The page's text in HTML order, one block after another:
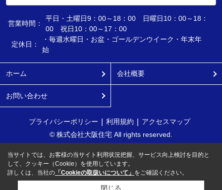
営業時間：
平日・土曜日9：00～18：00 日曜日10：00～18：
00 祝日10：00～17：00
定休日：
・毎週水曜日・お盆・ゴールデンウイーク・年末年
始
ホーム 会社概要
お問い合わせ
プライバシーポリシー 利用規約
アクセスマップ
© 株式会社大阪住宅 All rights reserved.
当サイトでは、お客様の当サイト利用状況把握、サービス向上検討を目的と
して、クッキー（Cookie）を使用しています。
詳しくは、当社の 「Cookieの取扱いについて」 をご確認ください。
閉じる